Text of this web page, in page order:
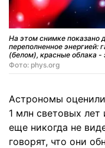
На этом снимке показано
переполненное энергией:
(белом), красные облака
Фото: phys.org
Астрономы
1 млн световых
еще никогда не
говорят, что они